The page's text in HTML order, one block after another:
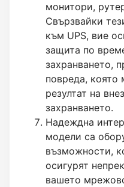
монитори,
Свързвайки
към UPS, вие
защита по
захранването,
повреда, която
резултат на
захранването.
Надеждна
модели са
възможности,
осигурят
вашето